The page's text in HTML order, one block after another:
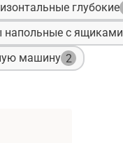
глубокие
с ящиками
машину 2